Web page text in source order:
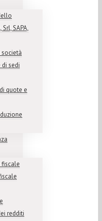
SAPA,
sedi
quote e
redditi